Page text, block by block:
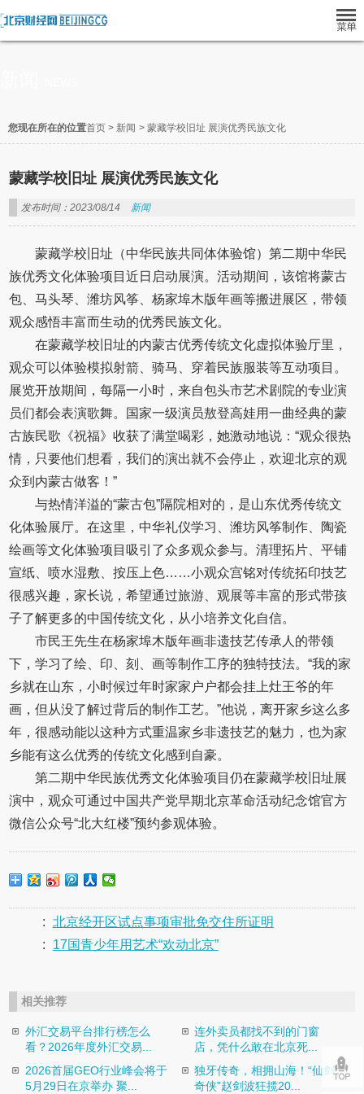
您现在所在的位置首页 > 新闻 > 蒙藏学校旧址 展演优秀民族文化
蒙藏学校旧址 展演优秀民族文化
发布时间：2023/08/14 新闻
蒙藏学校旧址（中华民族共同体体验馆）第二期中华民
族优秀文化体验项目近日启动展演。活动期间，该馆将蒙古
包、马头琴、潍坊风筝、杨家埠木版年画等搬进展区，带领
观众感悟丰富而生动的优秀民族文化。
在蒙藏学校旧址的内蒙古优秀传统文化虚拟体验厅里，
观众可以体验模拟射箭、骑马、穿着民族服装等互动项目。
展览开放期间，每隔一小时，来自包头市艺术剧院的专业演
员们都会表演歌舞。国家一级演员敖登高娃用一曲经典的蒙
古族民歌《祝福》收获了满堂喝彩，她激动地说：“观众很热
情，只要他们想看，我们的演出就不会停止，欢迎北京的观
众到内蒙古做客！”
与热情洋溢的“蒙古包”隔院相对的，是山东优秀传统文
化体验展厅。在这里，中华礼仪学习、潍坊风筝制作、陶瓷
绘画等文化体验项目吸引了众多观众参与。清理拓片、平铺
宣纸、喷水湿敷、按压上色……小观众宫铭对传统拓印技艺
很感兴趣，家长说，希望通过旅游、观展等丰富的形式带孩
子了解更多的中国传统文化，从小培养文化自信。
市民王先生在杨家埠木版年画非遗技艺传承人的带领
下，学习了绘、印、刻、画等制作工序的独特技法。“我的家
乡就在山东，小时候过年时家家户户都会挂上灶王爷的年
画，但从没了解过背后的制作工艺。”他说，离开家乡这么多
年，很感动能以这种方式重温家乡非遗技艺的魅力，也为家
乡能有这么优秀的传统文化感到自豪。
第二期中华民族优秀文化体验项目仍在蒙藏学校旧址展
演中，观众可通过中国共产党早期北京革命活动纪念馆官方
微信公众号“北大红楼”预约参观体验。
: 北京经开区试点事项审批免交住所证明
:
17国青少年用艺术“欢动北京”
相关推荐
外汇交易平台排行榜怎么
看？2026年度外汇交易...
连外卖员都找不到的门窗
店，凭什么敢在北京死...
2026首届GEO行业峰会将于
5月29日在京举办 聚...
独牙传奇，相拥山海！“仙剑
奇侠”赵剑波狂揽20...